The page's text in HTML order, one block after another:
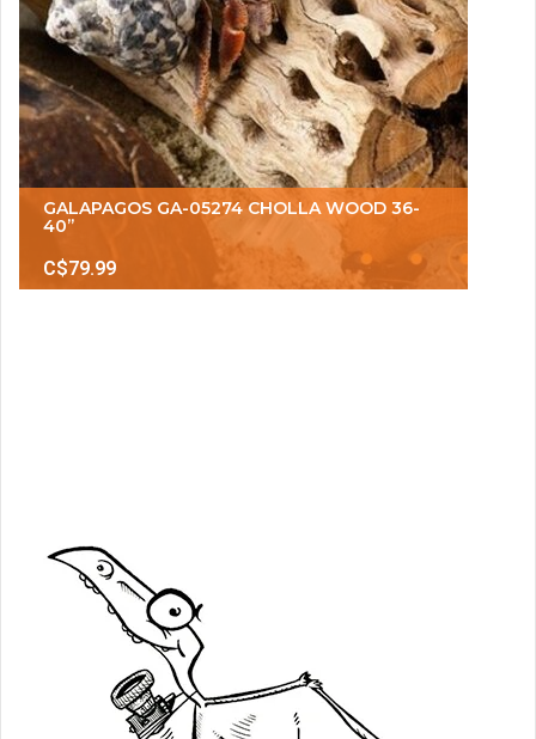
GALAPAGOS GA-05274 CHOLLA WOOD 36-
40’’
C$79.99